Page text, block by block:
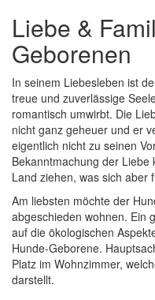
Liebe &
Geborenen
In seinem Liebesleben ist
treue und zuverlässige
romantisch umwirbt. Die
nicht ganz geheuer und er
eigentlich nicht zu seinen
Bekanntmachung der
Land ziehen, was sich aber
Am liebsten möchte der
abgeschieden wohnen. Ein
auf die ökologischen
Hunde-Geborene.
Platz im Wohnzimmer,
darstellt.